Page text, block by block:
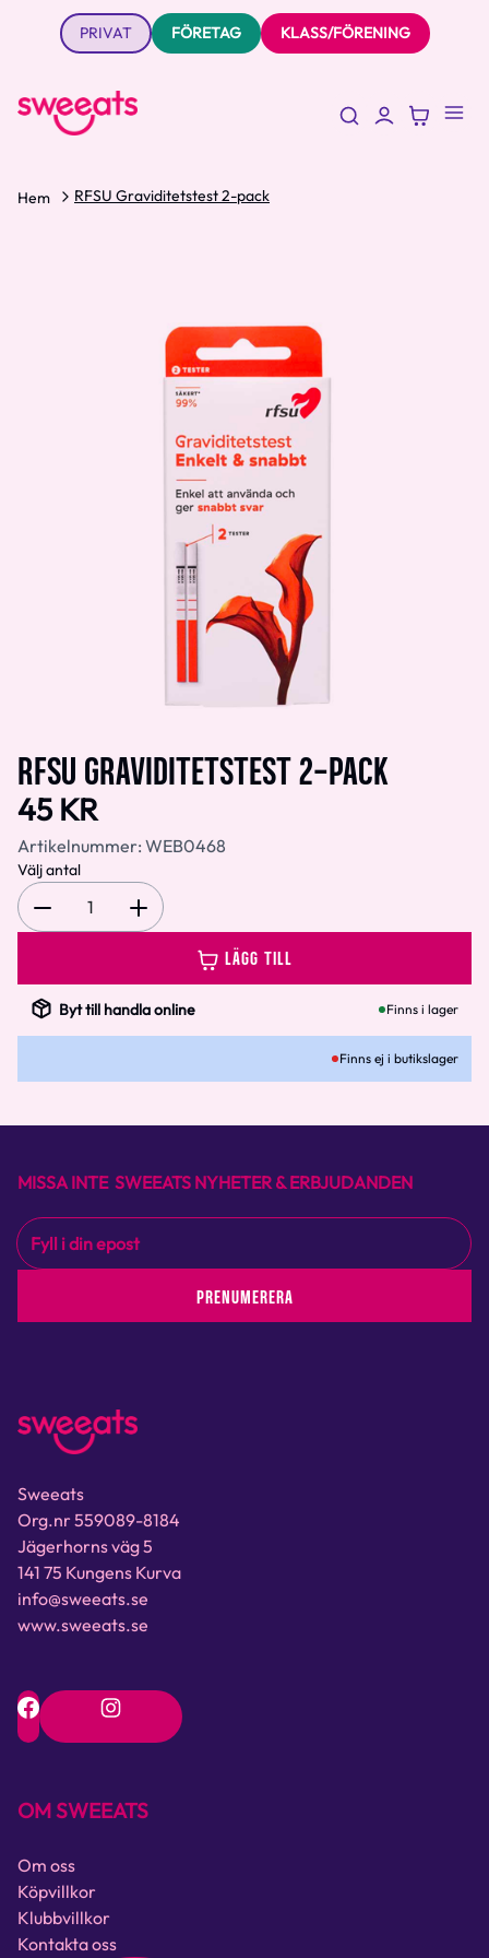
PRIVAT FÖRETAG KLASS/FÖRENING
Hem RFSU Graviditetstest 2-pack
RFSU GRAVIDITETSTEST 2-PACK
45 KR
Artikelnummer: WEB0468
Välj antal
1
LÄGG TILL
Byt till handla online Finns i lager
Finns ej i butikslager
MISSA INTE SWEEATS NYHETER & ERBJUDANDEN
PRENUMERERA
Sweeats
Org.nr 559089-8184
Jägerhorns väg 5
141 75 Kungens Kurva
info@sweeats.se
www.sweeats.se
OM SWEEATS
Om oss
Köpvillkor
Klubbvillkor
Kontakta oss